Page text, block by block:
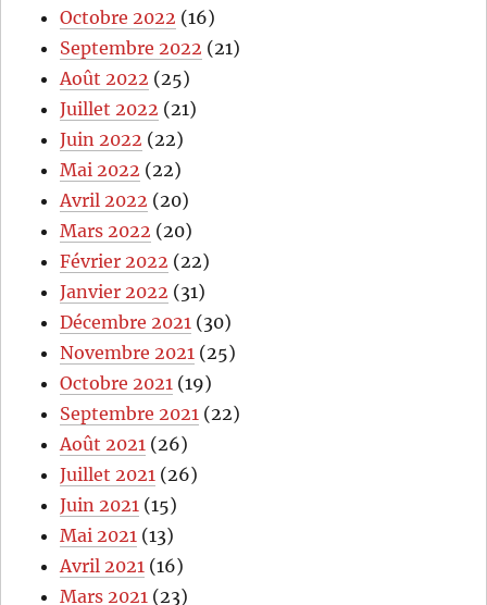
Octobre 2022 (16)
Septembre 2022 (21)
Août 2022 (25)
Juillet 2022 (21)
Juin 2022 (22)
Mai 2022 (22)
Avril 2022 (20)
Mars 2022 (20)
Février 2022 (22)
Janvier 2022 (31)
Décembre 2021 (30)
Novembre 2021 (25)
Octobre 2021 (19)
Septembre 2021 (22)
Août 2021 (26)
Juillet 2021 (26)
Juin 2021 (15)
Mai 2021 (13)
Avril 2021 (16)
Mars 2021 (23)